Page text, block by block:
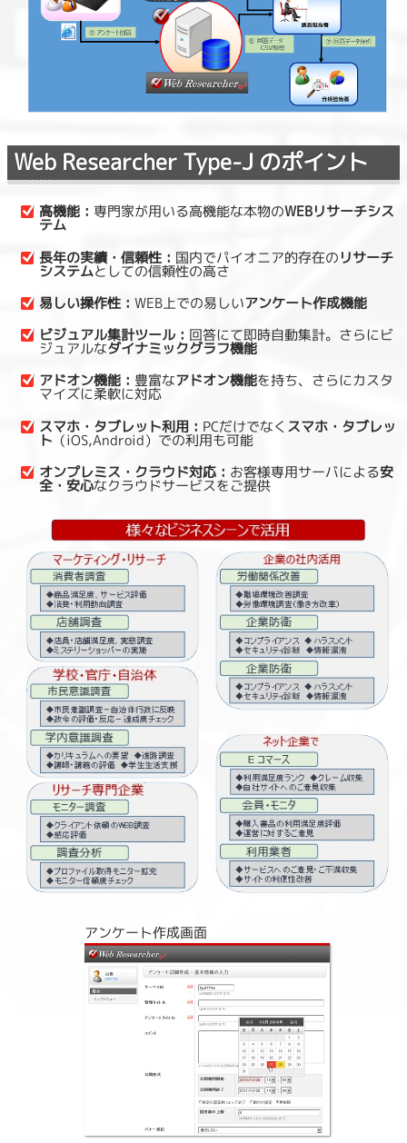
Web Researcher Type-J のポイント
高機能： 専門家が用いる高機能な本物のWEBリサーチシス
テム
長年の実績・信頼性： 国内でパイオニア的存在の リサーチ
システム としての信頼性の高さ
易しい操作性： WEB上での易しいアンケート作成機能
ビジュアル集計ツール： 回答にて即時自動集計。さらにビ
ジュアルなダイナミックグラフ機能
アドオン機能： 豊富なアドオン機能を持ち、さらにカスタ
マイズに柔軟に対応
スマホ・タブレット利用： PCだけでなく スマホ・タブレッ
ト （iOS,Android）での利用も可能
オンプレミス・クラウド対応： お客様専用サーバによる安
全・安心なクラウドサービスをご提供
アンケート作成画面